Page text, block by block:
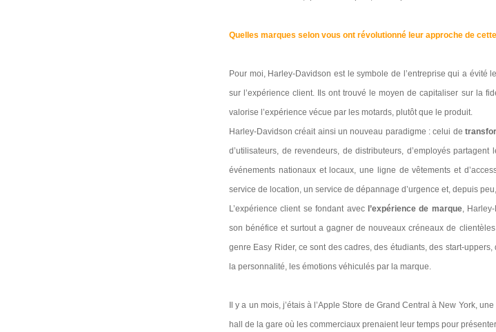
Quelles marques selon vous ont révolutionné leur approche de
Pour moi, Harley-Davidson est le symbole de l’entreprise qui a
sur l’expérience client. Ils ont trouvé le moyen de capitaliser sur la
valorise l’expérience vécue par les motards, plutôt que le produit.
Harley-Davidson créait ainsi un nouveau paradigme : celui de
d’utilisateurs, de revendeurs, de distributeurs, d’employés
événements nationaux et locaux, une ligne de vêtements et
service de location, un service de dépannage d’urgence et, depuis
L’expérience client se fondant avec l’expérience de marque,
son bénéfice et surtout a gagner de nouveaux créneaux de
genre Easy Rider, ce sont des cadres, des étudiants, des start-
la personnalité, les émotions véhiculés par la marque.
Il y a un mois, j’étais à l’Apple Store de Grand Central à New York,
hall de la gare où les commerciaux prenaient leur temps pour